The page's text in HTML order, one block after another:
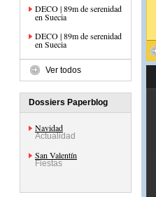
DECO | 89m de serenidad
en Suecia
DECO | 89m de serenidad
en Suecia
Ver todos
Dossiers Paperblog
Navidad
Actualidad
San Valentín
Fiestas